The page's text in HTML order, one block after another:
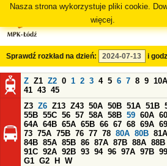
Nasza strona wykorzystuje pliki cookie.
więcej.
Sprawdź rozkład na dzień: i
Z Z1 Z2 0 1 2 3 4 5 6 7 8 9 10A
41 43 45
Z3 Z6 Z13 Z43 50A 50B 51A 51B
55B 55C 56 57 58A 58B 59 60A
64A 64B 65A 65B 66 67 68 69A
73 75A 75B 76 77 78 80A 80B 81A
84B 85A 85B 86 87A 87B 88A 88B
91C 92A 92B 93 94 96 97A 97B 99
G1 G2 H
W